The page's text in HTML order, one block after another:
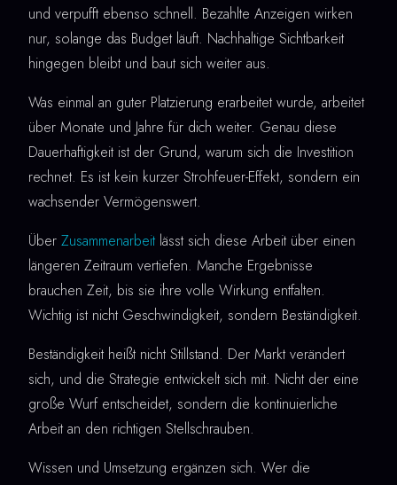
und verpufft ebenso schnell. Bezahlte Anzeigen wirken
nur, solange das Budget läuft. Nachhaltige Sichtbarkeit
hingegen bleibt und baut sich weiter aus.
Was einmal an guter Platzierung erarbeitet wurde, arbeitet
über Monate und Jahre für dich weiter. Genau diese
Dauerhaftigkeit ist der Grund, warum sich die Investition
rechnet. Es ist kein kurzer Strohfeuer-Effekt, sondern ein
wachsender Vermögenswert.
Über Zusammenarbeit lässt sich diese Arbeit über einen
längeren Zeitraum vertiefen. Manche Ergebnisse
brauchen Zeit, bis sie ihre volle Wirkung entfalten.
Wichtig ist nicht Geschwindigkeit, sondern Beständigkeit.
Beständigkeit heißt nicht Stillstand. Der Markt verändert
sich, und die Strategie entwickelt sich mit. Nicht der eine
große Wurf entscheidet, sondern die kontinuierliche
Arbeit an den richtigen Stellschrauben.
Wissen und Umsetzung ergänzen sich. Wer die